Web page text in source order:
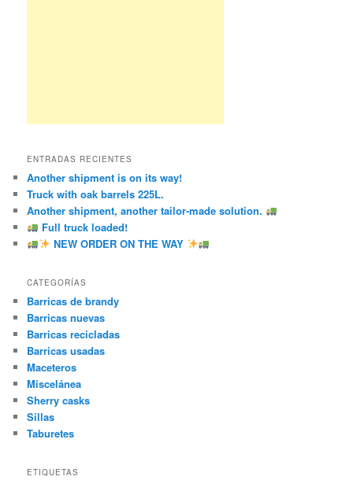
ENTRADAS RECIENTES
Another shipment is on its way!
Truck with oak barrels 225L.
Another shipment, another tailor-made solution.
Full truck loaded!
NEW ORDER ON THE WAY
CATEGORÍAS
Barricas de brandy
Barricas nuevas
Barricas recicladas
Barricas usadas
Maceteros
Miscelánea
Sherry casks
Sillas
Taburetes
ETIQUETAS